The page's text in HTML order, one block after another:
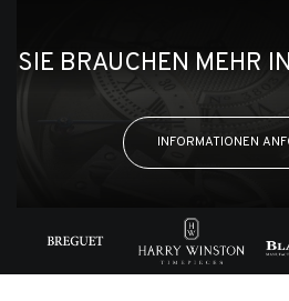
SIE BRAUCHEN MEHR
INFORMATIONEN